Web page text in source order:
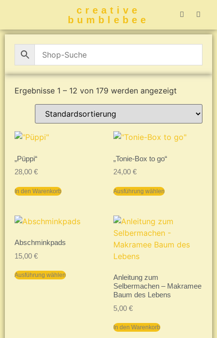
creative
bumblebee
Ergebnisse 1 – 12 von 179 werden angezeigt
„Püppi“
28,00 €
In den Warenkorb
„Tonie-Box to go“
24,00 €
Ausführung wählen
Abschminkpads
15,00 €
Ausführung wählen
Anleitung zum
Selbermachen – Makramee
Baum des Lebens
5,00 €
In den Warenkorb